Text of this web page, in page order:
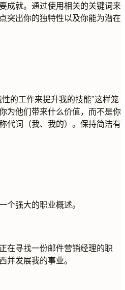
成就。通过使用相关的关键词来
突出你的独特性以及你能为潜在
的工作来提升我的技能”这样笼
为他们带来什么价值，而不是你
代词（我、我的）。保持简洁有
个强大的职业概述。
在寻找一份邮件营销经理的职
并发展我的事业。